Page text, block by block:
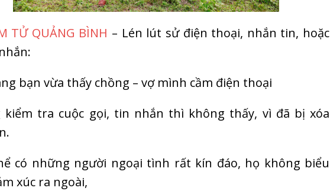
TỬ QUẢNG BÌNH – Lén lút sử điện thoại, nhắn tin, hoặc
bạn vừa thấy chồng – vợ mình cầm điện thoại
kiểm tra cuộc gọi, tin nhắn thì không thấy, vì đã bị xóa
có những người ngoại tình rất kín đáo, họ không biểu
xúc ra ngoài,